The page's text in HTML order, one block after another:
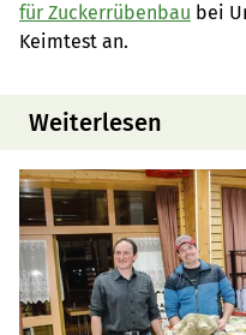
für Zuckerrübenbau bei
Keimtest an.
Weiterlesen